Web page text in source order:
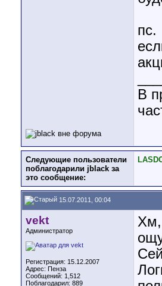
пс.
В
Следующие пользователи
поблагодарили jblack за
это сообщение:
15.07.2011, 00:04
vekt
Администратор
Регистрация: 15.12.2007
Адрес: Пенза
Сообщений: 1,512
Поблагодарил: 889
Хм,